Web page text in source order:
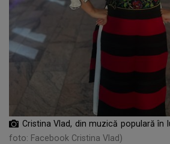
Cristina Vlad, din muzică populară în
foto: Facebook Cristina Vlad)